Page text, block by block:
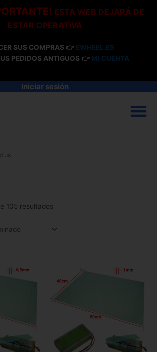
ESTA WEB DEJARÁ DE
ESTAR OPERATIVA
SUS COMPRAS 👉 EWHEEL.ES
PEDIDOS ANTIGUOS 👉 MI CUENTA
Iniciar sesión
105 resultados